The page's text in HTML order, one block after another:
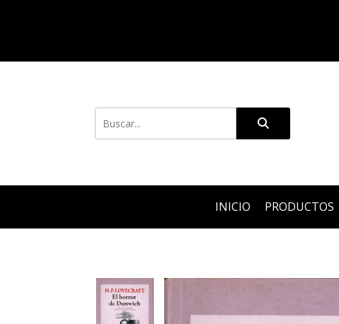
INICIO PRODUCTOS